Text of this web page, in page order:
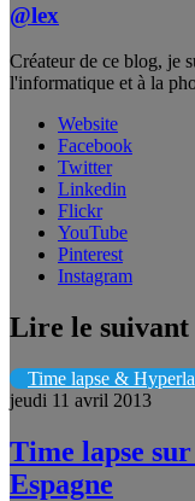
@lex
Créateur de ce blog, je
l'informatique et à la
Website
Facebook
Twitter
Linkedin
Flickr
YouTube
Pinterest
Instagram
Lire le suivant
Time lapse &
jeudi 11 avril 2013
Time lapse
Espagne